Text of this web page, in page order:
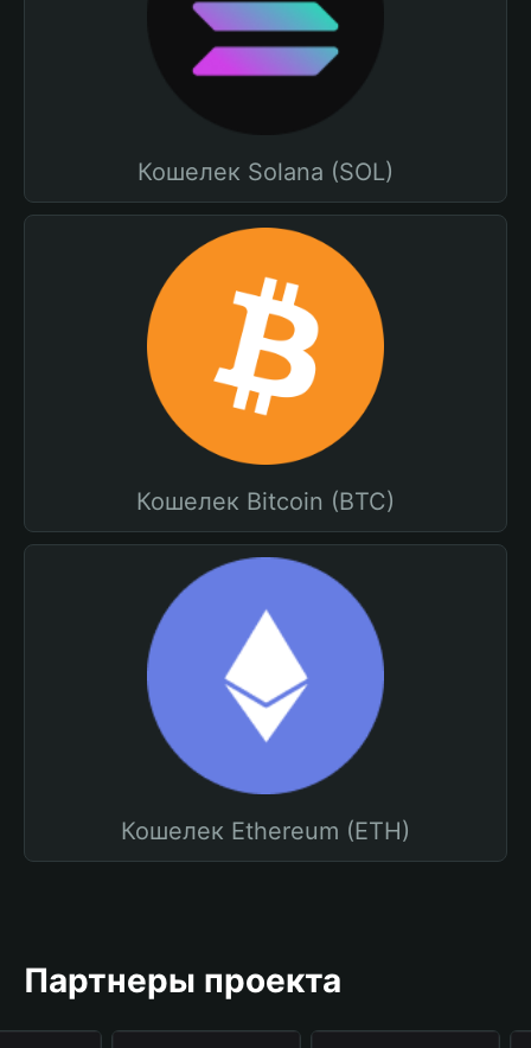
Кошелек Solana (SOL)
Кошелек Bitcoin (BTC)
Кошелек Ethereum (ETH)
Партнеры проекта